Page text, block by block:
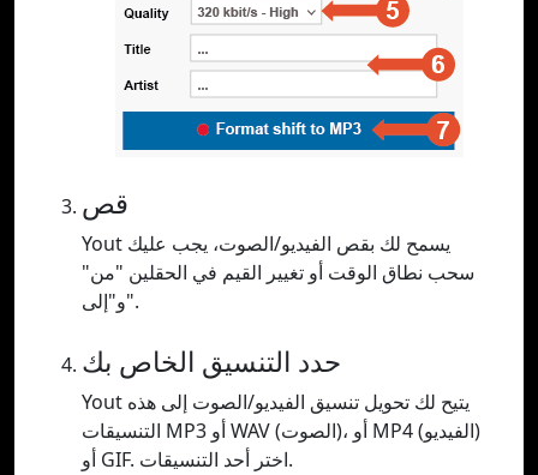
قص
Yout يسمح لك بقص الفيديو/الصوت، يجب عليك
سحب نطاق الوقت أو تغيير القيم في الحقلين "من"
و"إلى".
حدد التنسيق الخاص بك
Yout يتيح لك تحويل تنسيق الفيديو/الصوت إلى هذه
التنسيقات MP3 أو WAV (الصوت)، أو MP4 (الفيديو)
أو GIF. اختر أحد التنسيقات.